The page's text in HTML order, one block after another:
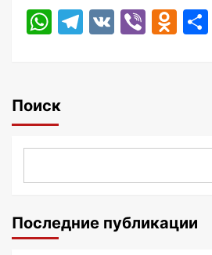
WhatsApp
Telegram
VK Viber
Поиск
Последние публикации